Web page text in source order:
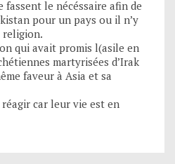
le nécéssaire afin de
pour un pays ou il n’y
religion.
qui avait promis l(asile en
martyrisées d’Irak
faveur à Asia et sa
car leur vie est en